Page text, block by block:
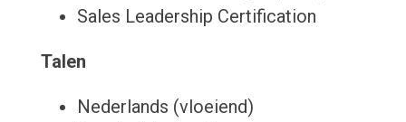
Sales Leadership Certification
Talen
Nederlands (vloeiend)